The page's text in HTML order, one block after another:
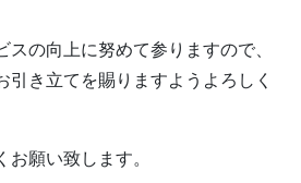
の向上に努めて参りますので、
引き立てを賜りますようよろしく
願い致します。